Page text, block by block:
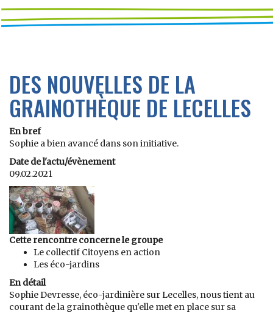
DES NOUVELLES DE LA
GRAINOTHÈQUE DE LECELLES
En bref
Sophie a bien avancé dans son initiative.
Date de l'actu/évènement
09.02.2021
Cette rencontre concerne le groupe
Le collectif Citoyens en action
Les éco-jardins
En détail
Sophie Devresse, éco-jardinière sur Lecelles, nous tient au
courant de la grainothèque qu'elle met en place sur sa